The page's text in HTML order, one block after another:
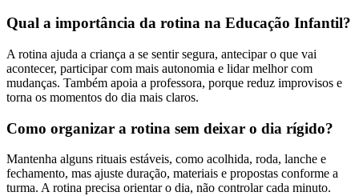
Qual a importância da rotina na Educação Infantil?
A rotina ajuda a criança a se sentir segura, antecipar o que vai
acontecer, participar com mais autonomia e lidar melhor com
mudanças. Também apoia a professora, porque reduz improvisos e
torna os momentos do dia mais claros.
Como organizar a rotina sem deixar o dia rígido?
Mantenha alguns rituais estáveis, como acolhida, roda, lanche e
fechamento, mas ajuste duração, materiais e propostas conforme a
turma. A rotina precisa orientar o dia, não controlar cada minuto.